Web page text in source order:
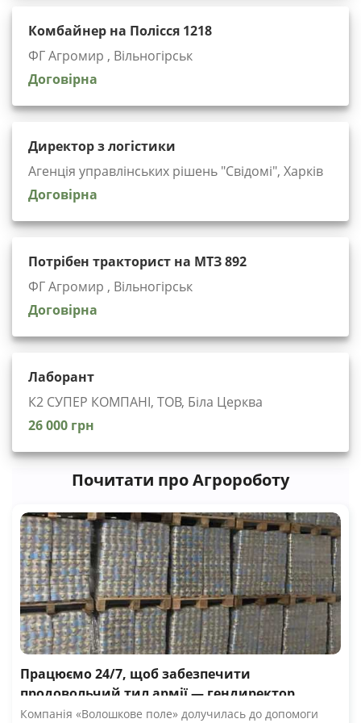
Комбайнер на Полісся 1218
ФГ Агромир , Вільногірськ
Договірна
Директор з логістики
Агенція управлінських рішень "Cвідомі", Харків
Договірна
Потрібен тракторист на МТЗ 892
ФГ Агромир , Вільногірськ
Договірна
Лаборант
К2 СУПЕР КОМПАНІ, ТОВ, Біла Церква
26 000 грн
Почитати про Агророботу
Працюємо 24/7, щоб забезпечити
продовольчий тил армії — гендиректор
компанії Волошкове поле
Компанія «Волошкове поле» долучилась до допомоги